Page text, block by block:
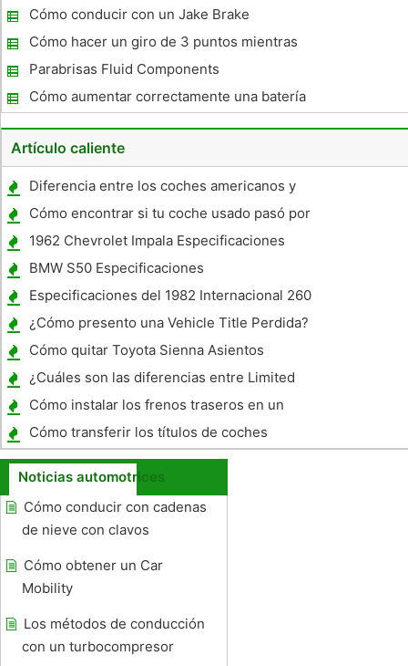
coches
Cómo conducir con un Jake Brake
Cómo hacer un giro de 3 puntos mientras
manejas
Parabrisas Fluid Components
Cómo aumentar correctamente una batería
Artículo caliente
Diferencia entre los coches americanos y
europeos
Cómo encontrar si tu coche usado pasó por
todas Recuerda
1962 Chevrolet Impala Especificaciones
BMW S50 Especificaciones
Especificaciones del 1982 Internacional 260
Tractor
¿Cómo presento una Vehicle Title Perdida?
Cómo quitar Toyota Sienna Asientos
¿Cuáles son las diferencias entre Limited
Slip y ejes de patinaje no limitada?
Cómo instalar los frenos traseros en un
Ford Truck 2003
Cómo transferir los títulos de coches
después de la muerte en Ohio
Noticias automotrices
Cómo conducir con cadenas
de nieve con clavos
Cómo obtener un Car
Mobility
Los métodos de conducción
con un turbocompresor